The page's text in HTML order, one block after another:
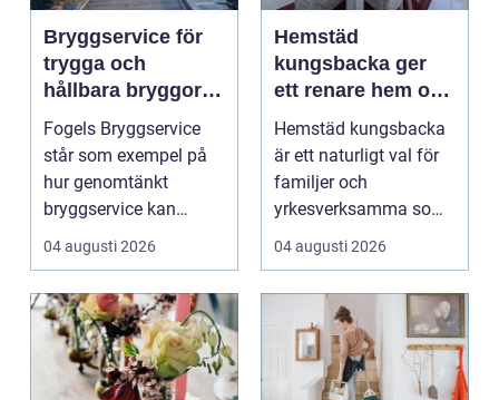
Bryggservice för
trygga och
hållbara bryggor
året runt
Fogels Bryggservice
står som exempel på
hur genomtänkt
bryggservice kan
förvan...
04 augusti 2026
Hemstäd
kungsbacka ger
ett renare hem och
en lugnare vardag
Hemstäd kungsbacka
är ett naturligt val för
familjer och
yrkesverksamma som
vill ha ett rent hem
04 augusti 2026